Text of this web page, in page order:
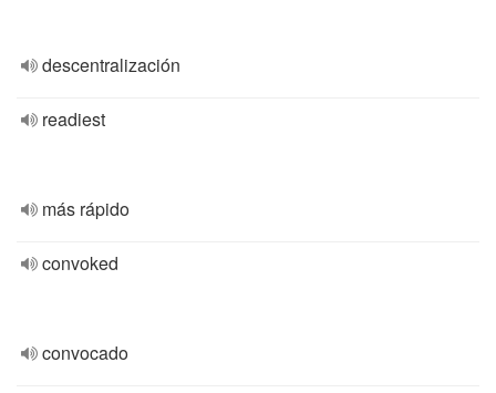
descentralización
readiest
más rápido
convoked
convocado